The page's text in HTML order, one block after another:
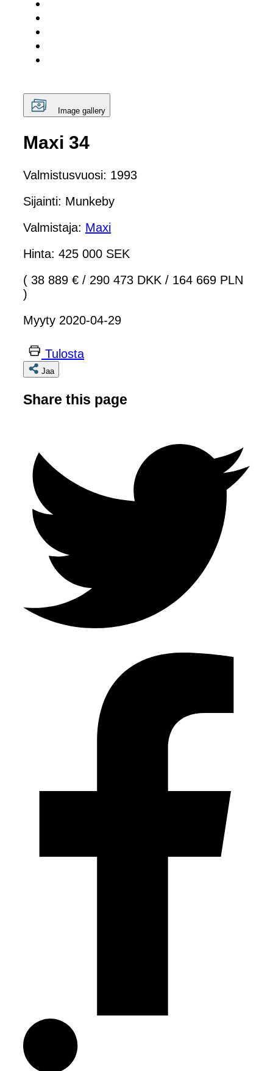
Image gallery
Maxi 34
Valmistusvuosi: 1993
Sijainti: Munkeby
Valmistaja: Maxi
Hinta: 425 000 SEK
( 38 889 € / 290 473 DKK / 164 669 PLN
)
Myyty 2020-04-29
Tulosta
Jaa
Share this page